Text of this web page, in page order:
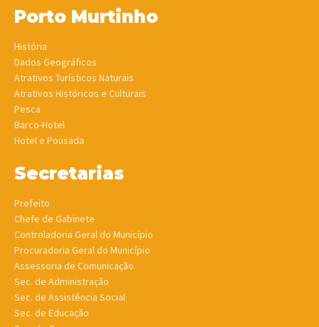
Porto Murtinho
História
Dados Geográficos
Atrativos Turísticos Naturais
Atrativos Históricos e Culturais
Pesca
Barco-Hotel
Hotel e Pousada
Secretarias
Prefeito
Chefe de Gabinete
Controladoria Geral do Município
Procuradoria Geral do Município
Assessoria de Comunicação
Sec. de Administração
Sec. de Assistência Social
Sec. de Educação